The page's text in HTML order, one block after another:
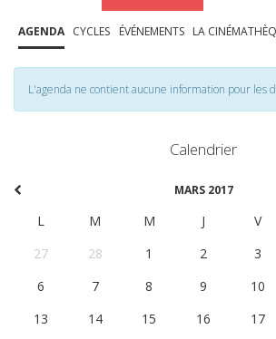
AGENDA CYCLES ÉVÉNEMENTS LA
L'agenda ne contient aucune information pour les
Calendrier
MARS 2017
L M M J V
27
28 1 2 3
6
7 8 9 10
13
14 15 16 17